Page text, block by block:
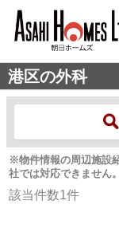
港区の外科
※物件情報の周辺施設
社では対応できません。
該当件数1件